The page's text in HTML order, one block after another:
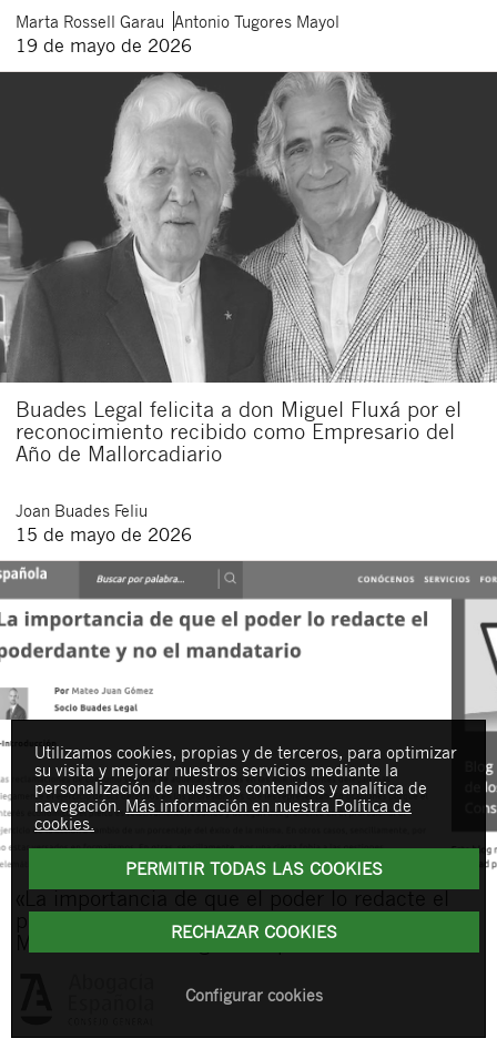
Marta Rossell Garau Antonio Tugores Mayol
19 de mayo de 2026
Buades Legal felicita a don Miguel Fluxá por el
reconocimiento recibido como Empresario del
Año de Mallorcadiario
Joan Buades Feliu
15 de mayo de 2026
«La importancia de que el poder lo redacte el
poderdante y no el mandatario», un artículo de
Mateo Juan en Abogacía Española
Utilizamos cookies, propias y de terceros, para optimizar
su visita y mejorar nuestros servicios mediante la
personalización de nuestros contenidos y analítica de
navegación. Más información en nuestra Política de
cookies.
PERMITIR TODAS LAS COOKIES
RECHAZAR COOKIES
Configurar cookies